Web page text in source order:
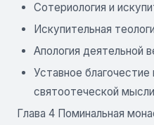
Сотериология и
Искупительная
Апология деятельной
Уставное благочестие
святоотеческой мысли
Глава 4 Поминальная